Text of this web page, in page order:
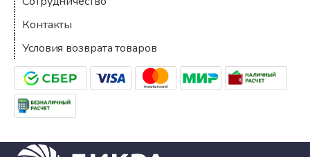
Контакты
Условия возврата товаров